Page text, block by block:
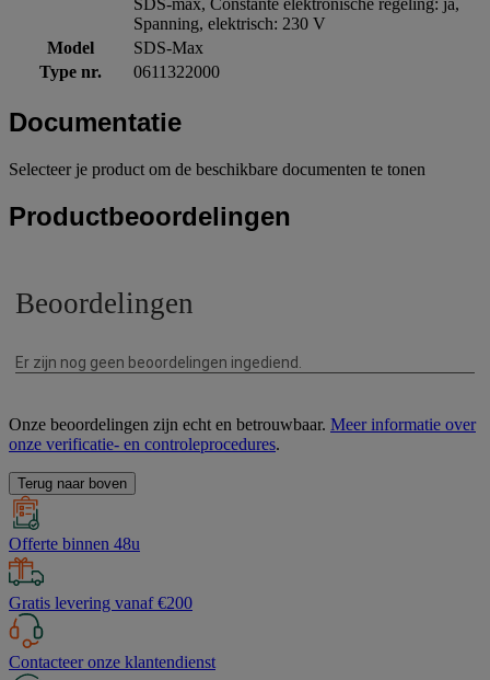
SDS-max, Constante elektronische regeling: ja,
Spanning, elektrisch: 230 V
Model
SDS-Max
Type nr.
0611322000
Documentatie
Selecteer je product om de beschikbare documenten te tonen
Productbeoordelingen
Onze beoordelingen zijn echt en betrouwbaar. Meer informatie over
onze verificatie- en controleprocedures.
Terug naar boven
Offerte binnen 48u
Gratis levering vanaf €200
Contacteer onze klantendienst